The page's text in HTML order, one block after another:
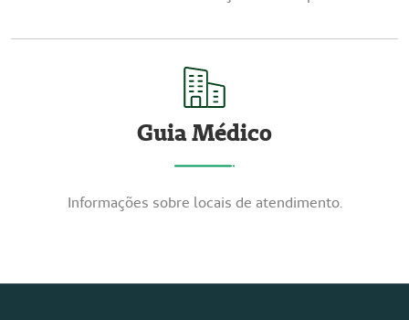
Guia Médico
Informações sobre locais de atendimento.